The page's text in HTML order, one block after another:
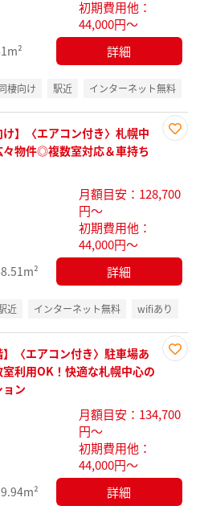
初期費用他：
44,000円～
詳細
棲向け 駅近 インターネット無料
録
け】〈エアコン付き〉札幌中
々物件◎複数室対応＆車持ち
月額目安：128,700
円～
初期費用他：
44,000円～
詳細
近 インターネット無料 wifiあり
録
】〈エアコン付き〉駐車場あ
室利用OK！快適な札幌中心の
ン
月額目安：134,700
円～
初期費用他：
44,000円～
詳細